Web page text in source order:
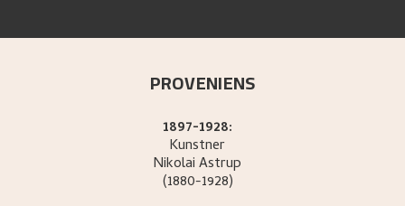
PROVENIENS
1897-1928:
Kunstner
NikolaiAstrup
(1880-1928)